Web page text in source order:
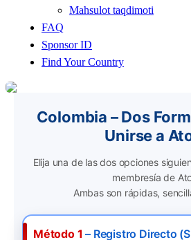
Mahsulot taqdimoti
FAQ
Sponsor ID
Find Your Country
Colombia – Dos
Unirse a
Elija una de las dos opciones
membresía de
Ambas son rápidas,
Método 1 – Registro Directo